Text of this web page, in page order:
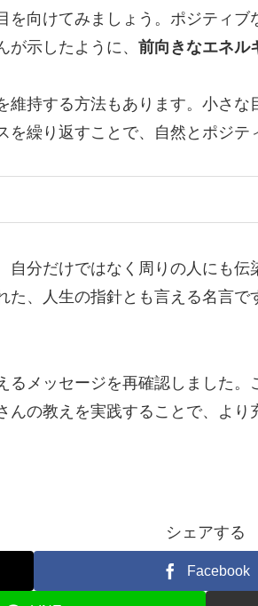
を向けてみましょう。ポジティ
示したように、 前向きなエネル
持する方法もあります。小さ
繰り返すことで、自然とポジテ
自分だけではなく周りの人にも
た、人生の指針とも言える名言
るメッセージを再確認しました
の教えを実践することで、より
シェアする
Facebook